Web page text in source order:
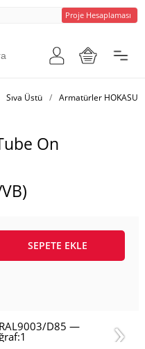
Proje Hesaplaması
Sıva Üstü / Armatürler HOKASU
On
SEPETE EKLE